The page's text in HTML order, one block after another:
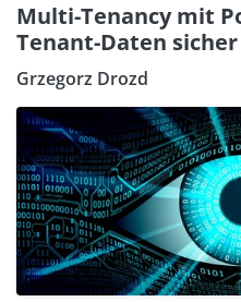
Multi-Tenancy mit
Tenant-Daten
Grzegorz Drozd